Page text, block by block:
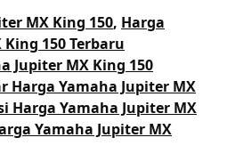
MX King 150, Harga
150 Terbaru
Jupiter MX King 150
Harga Yamaha Jupiter MX
Harga Yamaha Jupiter MX
Yamaha Jupiter MX